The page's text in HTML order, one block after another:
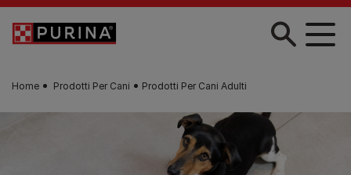
Skip to main content
Home Prodotti Per Cani Prodotti Per Cani Adulti